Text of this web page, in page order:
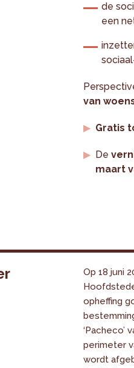
de
een
van
Gratis
De
maart
Op 18 juni
opheffing
‘Pacheco’
perimeter
wordt